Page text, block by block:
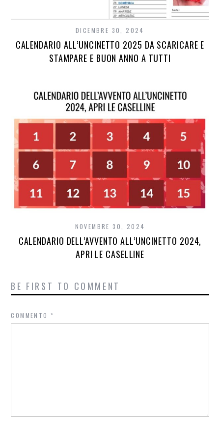
DICEMBRE 30, 2024
CALENDARIO ALL’UNCINETTO 2025 DA SCARICARE E
STAMPARE E BUON ANNO A TUTTI
NOVEMBRE 30, 2024
CALENDARIO DELL’AVVENTO ALL’UNCINETTO 2024,
APRI LE CASELLINE
BE FIRST TO COMMENT
COMMENTO*